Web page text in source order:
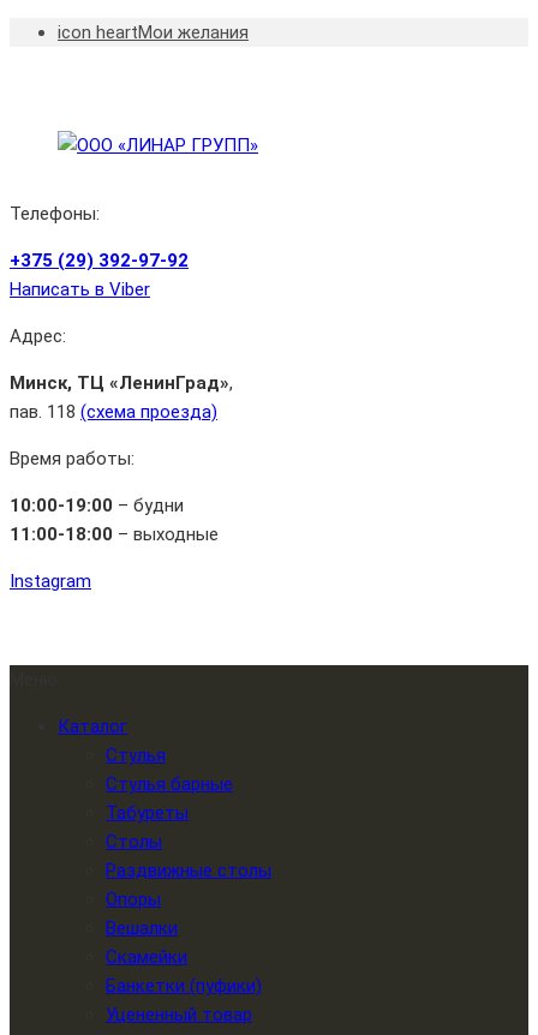
icon heartМои желания
Телефоны:
+375 (29) 392‑97‑92
Написать в Viber
Адрес:
Минск, ТЦ «ЛенинГрад»,
пав. 118 (cхема проезда)
Время работы:
10:00-19:00 – будни
11:00-18:00 – выходные
Instagram
Каталог
Стулья
Стулья барные
Табуреты
Столы
Раздвижные столы
Опоры
Вешалки
Скамейки
Банкетки (пуфики)
Уцененный товар